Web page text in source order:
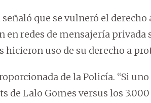
que se vulneró el
redes de mensajería privada
hicieron uso de su derecho a
de la Policía. “Si
de Lalo Gomes versus los